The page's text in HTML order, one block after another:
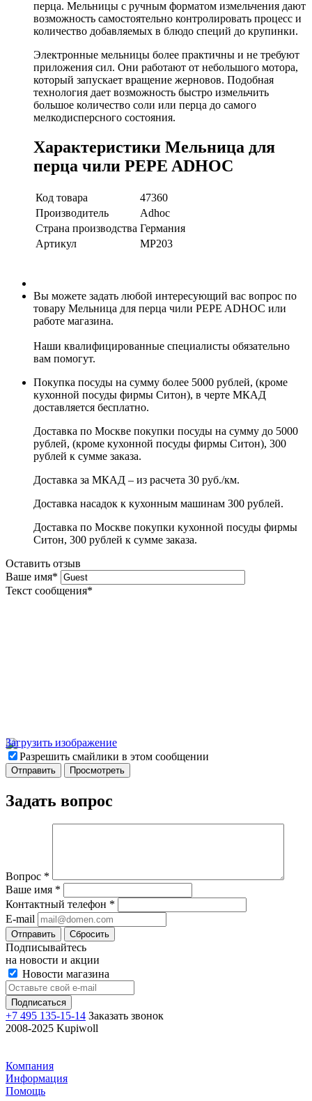
перца. Мельницы с ручным форматом измельчения дают
возможность самостоятельно контролировать процесс и
количество добавляемых в блюдо специй до крупинки.
Электронные мельницы более практичны и не требуют
приложения сил. Они работают от небольшого мотора,
который запускает вращение жерновов. Подобная
технология дает возможность быстро измельчить
большое количество соли или перца до самого
мелкодисперсного состояния.
Характеристики Мельница для
перца чили PEPE ADHOC
Код товара
47360
Производитель
Adhoc
Страна производства Германия
Артикул
MP203
Вы можете задать любой интересующий вас вопрос по
товару Мельница для перца чили PEPE ADHOC или
работе магазина.
Наши квалифицированные специалисты обязательно
вам помогут.
Покупка посуды на сумму более 5000 рублей, (кроме
кухонной посуды фирмы Ситон), в черте МКАД
доставляется бесплатно.
Доставка по Москве покупки посуды на сумму до 5000
рублей, (кроме кухонной посуды фирмы Ситон), 300
рублей к сумме заказа.
Доставка за МКАД – из расчета 30 руб./км.
Доставка насадок к кухонным машинам 300 рублей.
Доставка по Москве покупки кухонной посуды фирмы
Ситон, 300 рублей к сумме заказа.
Оставить отзыв
Ваше имя*
Текст сообщения*
Загрузить изображение
Разрешить смайлики в этом сообщении
Задать вопрос
Вопрос *
Ваше имя *
Контактный телефон *
E-mail
Отправить Сбросить
Подписывайтесь
на новости и акции
Новости магазина
+7 495 135-15-14 Заказать звонок
2008-2025 Kupiwoll
Компания
Информация
Помощь